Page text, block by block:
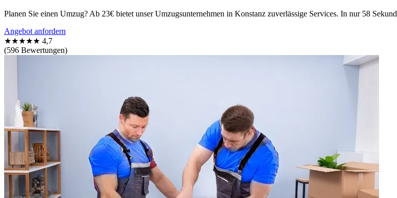
Planen Sie einen Umzug? Ab 23€ bietet unser Umzugsunternehmen in Konstanz zuverlässige Services. In nur 58
Angebot anfordern
★★★★★ 4,7
(596 Bewertungen)